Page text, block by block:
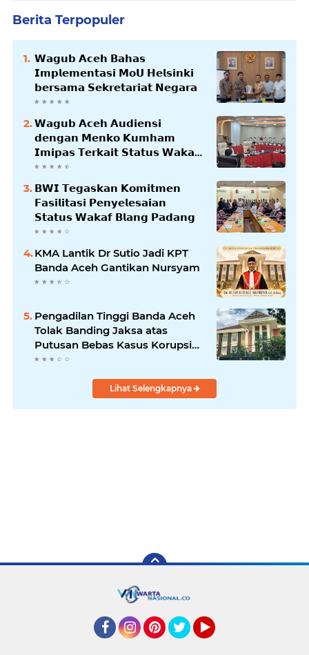
Berita Terpopuler
𝗪𝗮𝗴𝘂𝗯 𝗔𝗰𝗲𝗵 𝗕𝗮𝗵𝗮𝘀
𝗜𝗺𝗽𝗹𝗲𝗺𝗲𝗻𝘁𝗮𝘀𝗶 𝗠𝗼𝗨 𝗛𝗲𝗹𝘀𝗶𝗻𝗸𝗶
𝗯𝗲𝗿𝘀𝗮𝗺𝗮 𝗦𝗲𝗸𝗿𝗲𝘁𝗮𝗿𝗶𝗮𝘁 𝗡𝗲𝗴𝗮𝗿𝗮
𝗪𝗮𝗴𝘂𝗯 𝗔𝗰𝗲𝗵 𝗔𝘂𝗱𝗶𝗲𝗻𝘀𝗶
𝗱𝗲𝗻𝗴𝗮𝗻 𝗠𝗲𝗻𝗸𝗼 𝗞𝘂𝗺𝗵𝗮𝗺
𝗜𝗺𝗶𝗽𝗮𝘀 𝗧𝗲𝗿𝗸𝗮𝗶𝘁 𝗦𝘁𝗮𝘁𝘂𝘀 𝗪𝗮𝗸𝗮𝗳
𝗕𝗹𝗮𝗻𝗴𝗽𝗮𝗱𝗮𝗻𝗴
𝗕𝗪𝗜 𝗧𝗲𝗴𝗮𝘀𝗸𝗮𝗻 𝗞𝗼𝗺𝗶𝘁𝗺𝗲𝗻
𝗙𝗮𝘀𝗶𝗹𝗶𝘁𝗮𝘀𝗶 𝗣𝗲𝗻𝘆𝗲𝗹𝗲𝘀𝗮𝗶𝗮𝗻
𝗦𝘁𝗮𝘁𝘂𝘀 𝗪𝗮𝗸𝗮𝗳 𝗕𝗹𝗮𝗻𝗴 𝗣𝗮𝗱𝗮𝗻𝗴
KMA Lantik Dr Sutio Jadi KPT
Banda Aceh Gantikan Nursyam
Pengadilan Tinggi Banda Aceh
Tolak Banding Jaksa atas
Putusan Bebas Kasus Korupsi
Wastafel
Lihat Selengkapnya